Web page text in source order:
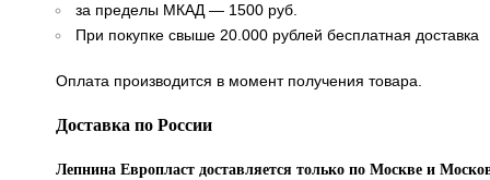
за пределы МКАД — 1500 руб.
При покупке свыше 20.000 рублей бесплатная доставка
Оплата производится в момент получения товара.
Доставка по России
Лепнина Европласт доставляется только по Москве и